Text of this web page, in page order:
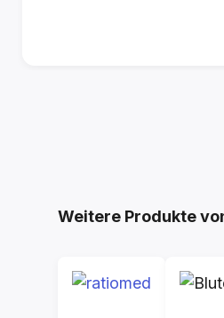
Produktgalerie
Weitere Produkte